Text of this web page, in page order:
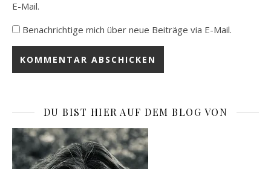
E-Mail.
Benachrichtige mich über neue Beiträge via E-Mail.
DU BIST HIER AUF DEM BLOG VON